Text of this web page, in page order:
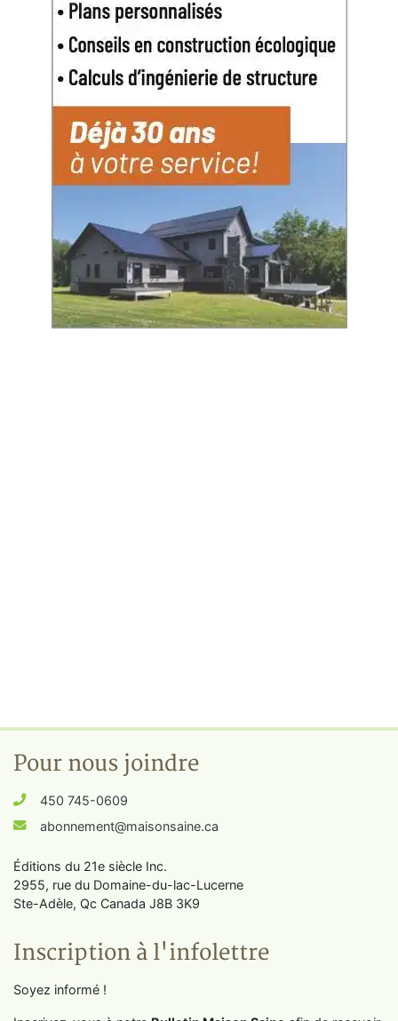
Pour nous joindre
450 745-0609
abonnement@maisonsaine.ca
Éditions du 21e siècle Inc.
2955, rue du Domaine-du-lac-Lucerne
Ste-Adèle, Qc Canada J8B 3K9
Inscription à l'infolettre
Soyez informé !